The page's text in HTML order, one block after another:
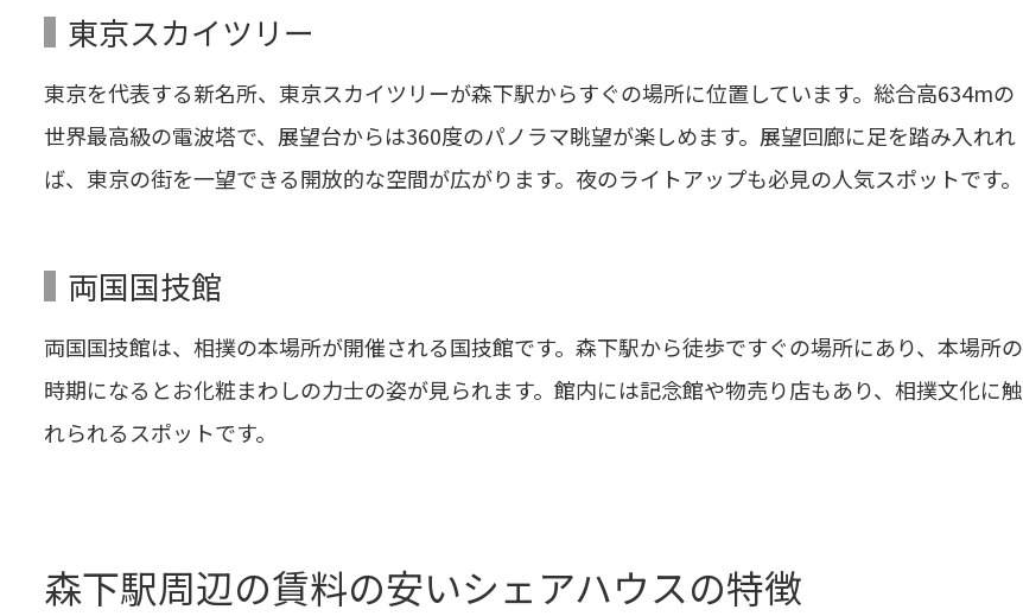
東京スカイツリー
東京を代表する新名所、東京スカイツリーが森下駅からすぐの場所に位置しています。総合高634mの
世界最高級の電波塔で、展望台からは360度のパノラマ眺望が楽しめます。展望回廊に足を踏み入れれ
ば、東京の街を一望できる開放的な空間が広がります。夜のライトアップも必見の人気スポットです。
両国国技館
両国国技館は、相撲の本場所が開催される国技館です。森下駅から徒歩ですぐの場所にあり、本場所の
時期になるとお化粧まわしの力士の姿が見られます。館内には記念館や物売り店もあり、相撲文化に触
れられるスポットです。
森下駅周辺の賃料の安いシェアハウスの特徴